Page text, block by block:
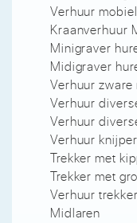
Verhuur
Kraanverhuur
Minigraver
Midigraver
Verhuur
Verhuur
Verhuur
Verhuur
Trekker met
Trekker met
Verhuur
Midlaren